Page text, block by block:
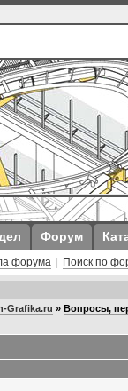
Форум
форума Поиск по
Grafika.ru » Вопросы,